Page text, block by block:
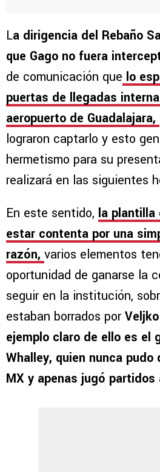
La dirigencia del Rebaño
que Gago no fuera
de comunicación que lo
puertas de llegadas
aeropuerto de Guadalajara,
lograron captarlo y esto
hermetismo para su
realizará en las siguientes
En este sentido, la plantilla
estar contenta por una
razón, varios elementos
oportunidad de ganarse la
seguir en la institución,
estaban borrados por
ejemplo claro de ello es el
Whalley, quien nunca
MX y apenas jugó